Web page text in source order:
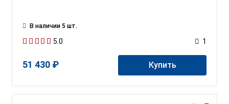
В наличии 5 шт.
5.0 1
51 430 ₽ Купить